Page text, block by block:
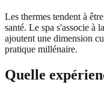
Les thermes tendent à
santé. Le spa s'associe à
ajoutent une dimension
pratique millénaire.
Quelle